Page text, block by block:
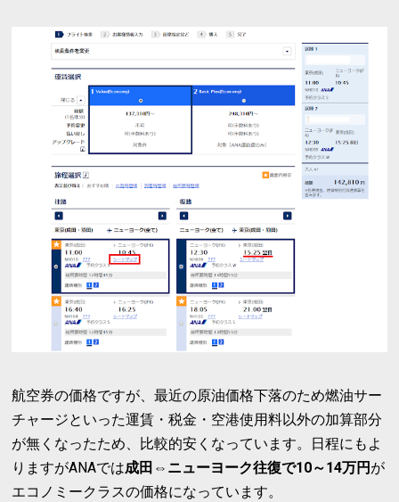
航空券の価格ですが、最近の原油価格下落のため燃油サー
チャージといった運賃・税金・空港使用料以外の加算部分
が無くなったため、比較的安くなっています。日程にもよ
りますがANAでは成田⇔ニューヨーク往復で10～14万円 が
エコノミークラスの価格になっています。